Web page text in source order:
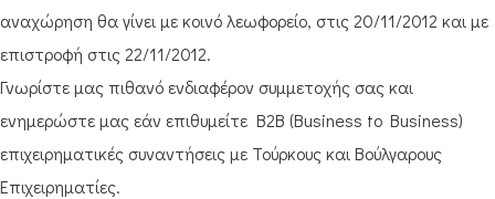
αναχώρηση θα γίνει με κοινό λεωφορείο, στις 20/11/2012 και με
επιστροφή στις 22/11/2012.
Γνωρίστε μας πιθανό ενδιαφέρον συμμετοχής σας και
ενημερώστε μας εάν επιθυμείτε B2B (Business to Business)
επιχειρηματικές συναντήσεις με Τούρκους και Βούλγαρους
Επιχειρηματίες.